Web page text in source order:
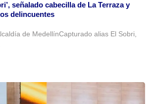
señalado cabecilla de La Terraza y
delincuentes
de MedellínCapturado alias El Sobri,